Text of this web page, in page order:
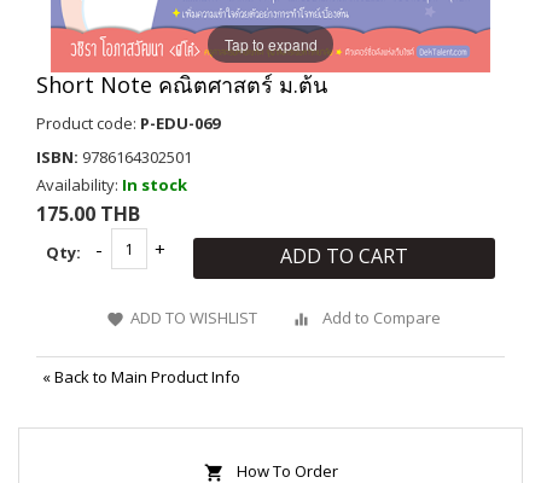
Tap to expand
Short Note คณิตศาสตร์ ม.ต้น
Product code: P-EDU-069
ISBN: 9786164302501
Availability: In stock
175.00 THB
Qty: ADD TO CART
ADD TO WISHLIST Add to Compare
«Back to Main Product Info
How To Order